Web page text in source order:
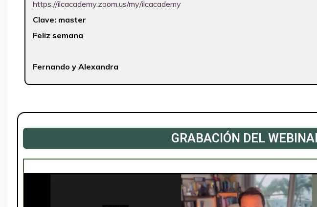
https://ilcacademy.zoom.us/my/ilcacademy
Clave: master
Feliz semana
Fernando y Alexandra
GRABACIÓN DEL